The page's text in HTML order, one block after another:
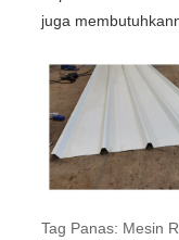
juga
Tag Panas: Mesin